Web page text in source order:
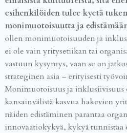
esihenkilöiden tulee kyetä
monimuotoisuutta ja
ollen monimuotoisuuden ja
ei ole vain yritysetiikan tai
vastuun kysymys, vaan se on
strateginen asia – erityisesti
Monimuotoisuus ja inklusiivisuus
kansainvälistä kasvua hakevien
näiden edistäminen parantaa
innovaatiokykyä, kykyä tunnistaa